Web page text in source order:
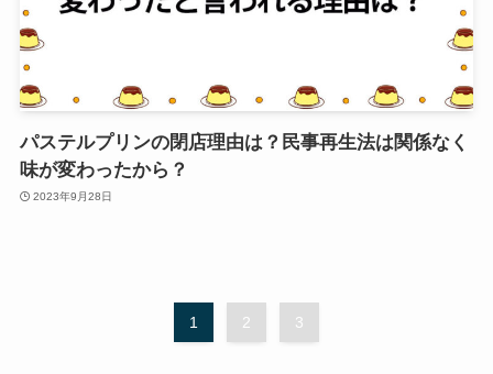
パステルプリンの閉店理由は？民事再生法は関係なく
味が変わったから？
2023年9月28日
1 2 3